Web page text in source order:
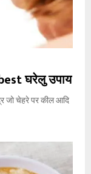
घरेलु उपाय
जो चेहरे पर कील आदि